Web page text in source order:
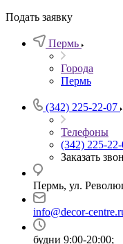
Подать заявку
Пермь
Города
Пермь
(342) 225-22-07
Телефоны
(342) 225-
Заказать
Пермь, ул.
info@decor-
будни 9:00-20:00;